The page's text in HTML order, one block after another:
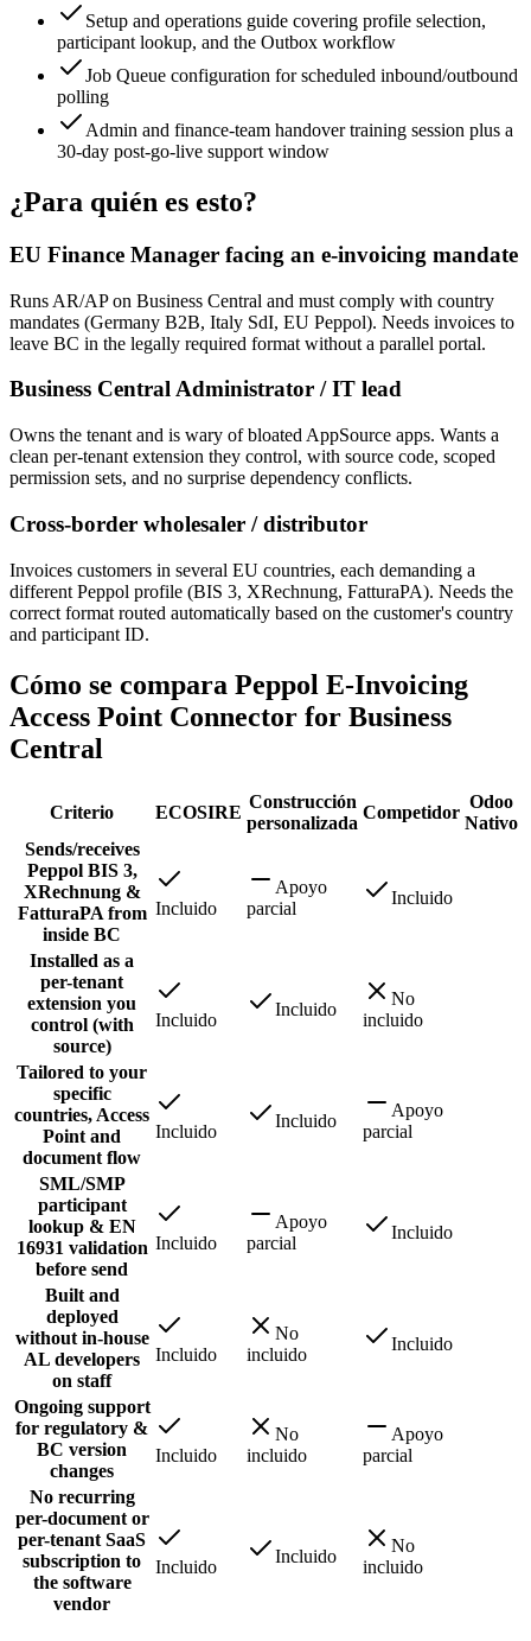
Setup and operations guide covering profile selection,
participant lookup, and the Outbox workflow
Job Queue configuration for scheduled inbound/outbound
polling
Admin and finance-team handover training session plus a
30-day post-go-live support window
¿Para quién es esto?
EU Finance Manager facing an e-invoicing mandate
Runs AR/AP on Business Central and must comply with country
mandates (Germany B2B, Italy SdI, EU Peppol). Needs invoices to
leave BC in the legally required format without a parallel portal.
Business Central Administrator / IT lead
Owns the tenant and is wary of bloated AppSource apps. Wants a
clean per-tenant extension they control, with source code, scoped
permission sets, and no surprise dependency conflicts.
Cross-border wholesaler / distributor
Invoices customers in several EU countries, each demanding a
different Peppol profile (BIS 3, XRechnung, FatturaPA). Needs the
correct format routed automatically based on the customer's country
and participant ID.
Cómo se compara Peppol E-Invoicing
Access Point Connector for Business
Central
Criterio ECOSIRE
Construcción
personalizada
Competidor
Odoo
Nativo
Sends/receives
Peppol BIS 3,
XRechnung &
FatturaPA from
inside BC
Incluido
Apoyo
parcial
Incluido
Installed as a
per-tenant
extension you
control (with
source)
Incluido
Incluido
No
incluido
Tailored to your
specific
countries, Access
Point and
document flow
Incluido
Incluido
Apoyo
parcial
SML/SMP
participant
lookup & EN
16931 validation
before send
Incluido
Apoyo
parcial
Incluido
Built and
deployed
without in-house
AL developers
on staff
Incluido
No
incluido
Incluido
Ongoing support
for regulatory &
BC version
changes
Incluido
No
incluido
Apoyo
parcial
No recurring
per-document or
per-tenant SaaS
subscription to
the software
vendor
Incluido
Incluido
No
incluido